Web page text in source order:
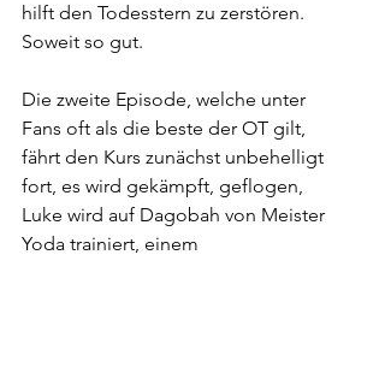
hilft den Todesstern zu zerstören.
Soweit so gut.
Die zweite Episode, welche unter
Fans oft als die beste der OT gilt,
fährt den Kurs zunächst unbehelligt
fort, es wird gekämpft, geflogen,
Luke wird auf Dagobah von Meister
Yoda trainiert, einem